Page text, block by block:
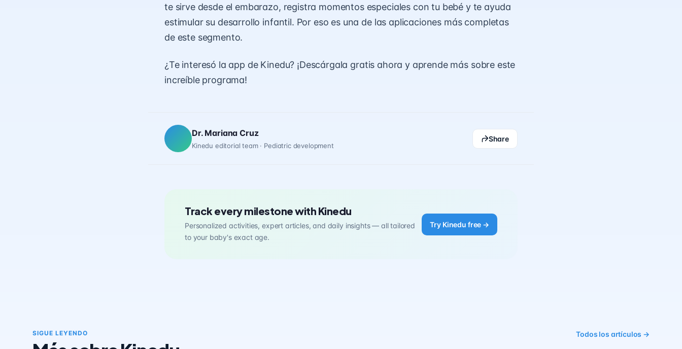
te sirve desde el embarazo, registra momentos especiales con tu bebé y te ayuda
estimular su desarrollo infantil. Por eso es una de las aplicaciones más completas
de este segmento.
¿Te interesó la app de Kinedu? ¡Descárgala gratis ahora y aprende más sobre este
increíble programa!
Dr. Mariana Cruz
Kinedu editorial team · Pediatric development
Share
Track every milestone with Kinedu
Personalized activities, expert articles, and daily insights — all tailored
to your baby's exact age.
Try Kinedu free →
SIGUE LEYENDO Todos los artículos →